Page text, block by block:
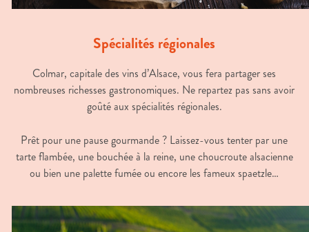
Spécialités régionales
Colmar, capitale des vins d’Alsace, vous fera partager ses
nombreuses richesses gastronomiques. Ne repartez pas sans avoir
goûté aux spécialités régionales.
Prêt pour une pause gourmande ? Laissez-vous tenter par une
tarte flambée, une bouchée à la reine, une choucroute alsacienne
ou bien une palette fumée ou encore les fameux spaetzle…